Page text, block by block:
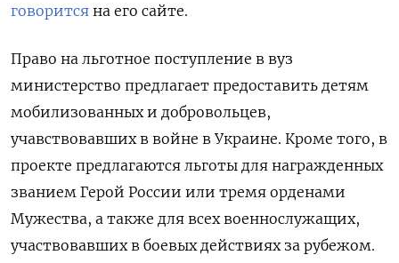
говорится на его сайте.
Право на льготное поступление в вуз
министерство предлагает предоставить детям
мобилизованных и добровольцев,
учавствовавших в войне в Украине. Кроме того, в
проекте предлагаются льготы для награжденных
званием Герой России или тремя орденами
Мужества, а также для всех военнослужащих,
участвовавших в боевых действиях за рубежом.